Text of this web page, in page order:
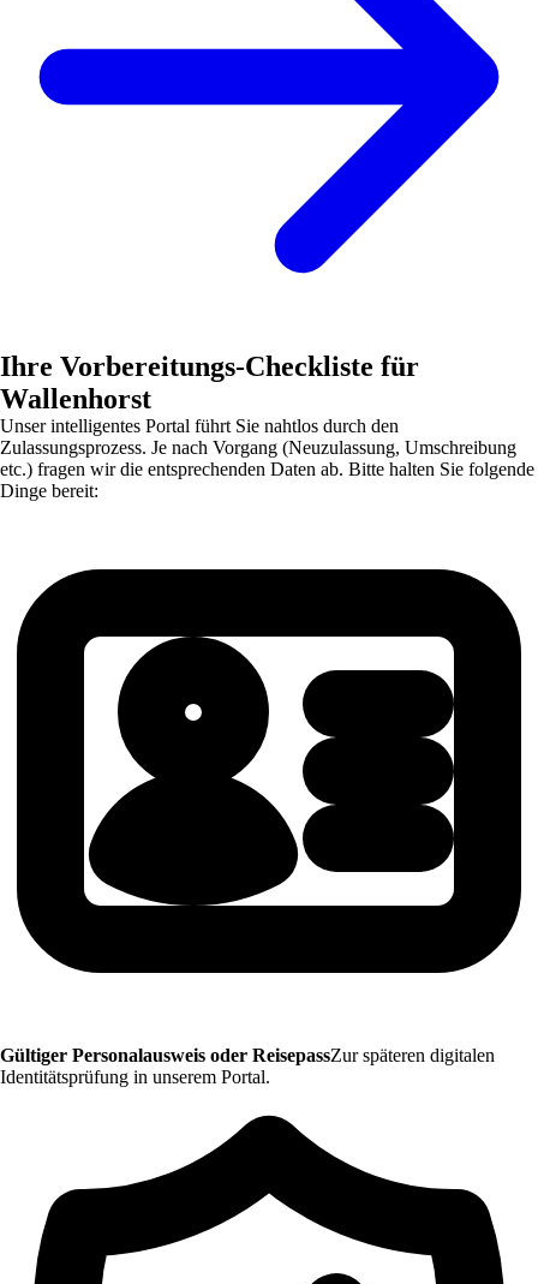
Ihre Vorbereitungs-Checkliste für
Wallenhorst
Unser intelligentes Portal führt Sie nahtlos durch den
Zulassungsprozess. Je nach Vorgang (Neuzulassung, Umschreibung
etc.) fragen wir die entsprechenden Daten ab. Bitte halten Sie folgende
Dinge bereit:
Gültiger Personalausweis oder ReisepassZur späteren digitalen
Identitätsprüfung in unserem Portal.